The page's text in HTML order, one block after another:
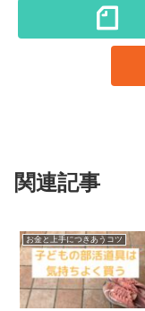
関連記事
お金と上手につきあうコツ